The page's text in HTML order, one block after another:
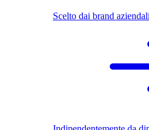
Scelto dai brand aziendali